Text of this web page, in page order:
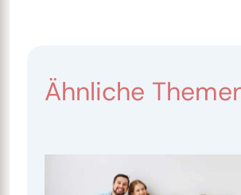
Ähnliche